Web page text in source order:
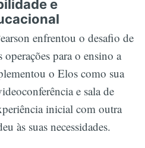
e
enfrentou o desafio de
operações para o ensino a
o Elos como sua
e sala de
inicial com outra
às suas necessidades.